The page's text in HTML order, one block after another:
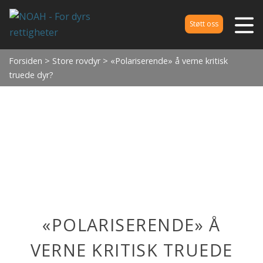
Støtt oss
Forsiden > Store rovdyr > «Polariserende» å verne kritisk
truede dyr?
«POLARISERENDE» Å
VERNE KRITISK TRUEDE